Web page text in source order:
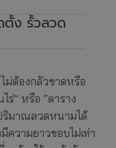
ตั้ง รั้วลวด
ม่ต้องกลัวขาดหรือ
ร่” หรือ “ตาราง
ริมาณลวดหนามได้
ความยาวขอบไม่เท่า